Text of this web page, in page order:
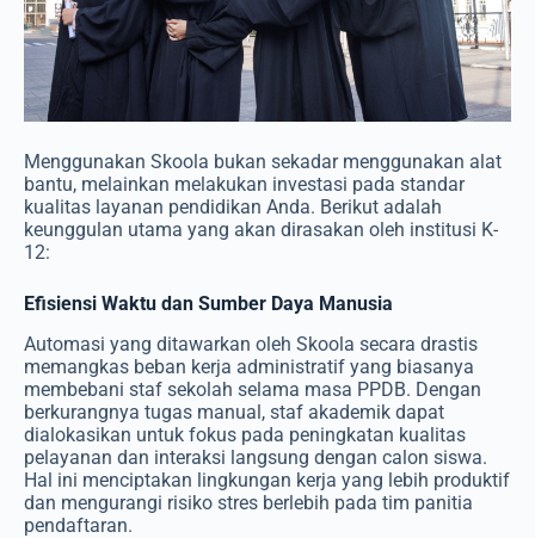
Menggunakan Skoola bukan sekadar menggunakan alat
bantu, melainkan melakukan investasi pada standar
kualitas layanan pendidikan Anda. Berikut adalah
keunggulan utama yang akan dirasakan oleh institusi K-
12:
Efisiensi Waktu dan Sumber Daya Manusia
Automasi yang ditawarkan oleh Skoola secara drastis
memangkas beban kerja administratif yang biasanya
membebani staf sekolah selama masa PPDB. Dengan
berkurangnya tugas manual, staf akademik dapat
dialokasikan untuk fokus pada peningkatan kualitas
pelayanan dan interaksi langsung dengan calon siswa.
Hal ini menciptakan lingkungan kerja yang lebih produktif
dan mengurangi risiko stres berlebih pada tim panitia
pendaftaran.